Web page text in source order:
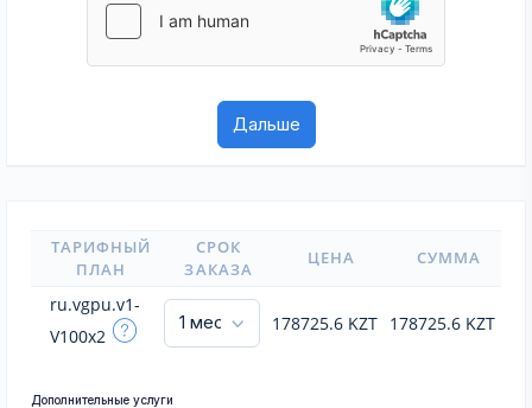
ТАРИФНЫЙ
ПЛАН
СРОК
ЗАКАЗА
ЦЕНА СУММА
ru.vgpu.v1-
V100x2
178725.6 KZT 178725.6 KZT
Дополнительные услуги